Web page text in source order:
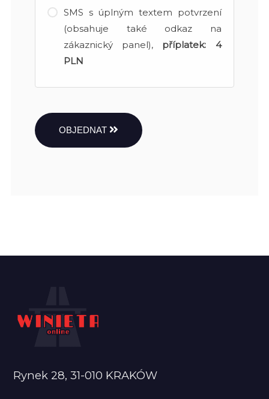
SMS s úplným textem potvrzení
(obsahuje také odkaz na
zákaznický panel), příplatek: 4
PLN
OBJEDNAT
Rynek 28, 31-010 KRAKÓW